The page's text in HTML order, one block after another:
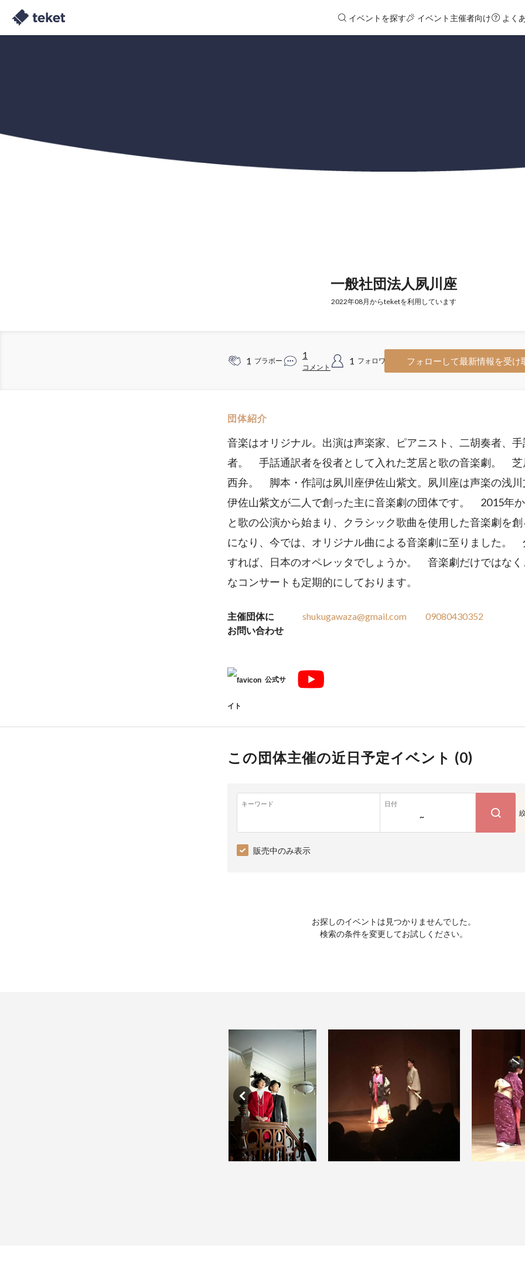
イベントを探す イベント主催者向け よく
一般社団法人夙川座
2022年08月からteketを利用しています
1 ブラボー
1
コメント
1 フォロワー フォローして最新情報を受け
団体紹介
音楽はオリジナル。出演は声楽家、ピアニスト、二胡奏者、
者。 手話通訳者を役者として入れた芝居と歌の音楽劇。 芝
西弁。 脚本・作詞は夙川座伊佐山紫文。夙川座は声楽の浅川
伊佐山紫文が二人で創った主に音楽劇の団体です。 2015年
と歌の公演から始まり、クラシック歌曲を使用した音楽劇を
になり、今では、オリジナル曲による音楽劇に至りました。
すれば、日本のオペレッタでしょうか。 音楽劇だけではなく
なコンサートも定期的にしております。
主催団体に
お問い合わせ
shukugawaza@gmail.com 09080430352
公式サ
イト
この団体主催の近日予定イベント (0)
キーワード 日付
~
販売中のみ表示
お探しのイベントは見つかりませんでした。
検索の条件を変更してお試しください。